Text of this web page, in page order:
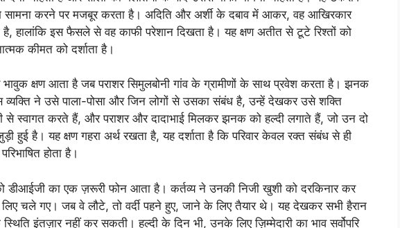
करने पर मजबूर करता है। अदिति और अर्शी के दबाव में आकर, वह आखिरकार
हालांकि इस फैसले से वह काफी परेशान दिखता है। यह क्षण अतीत से टूटे रिश्तों को
कीमत को दर्शाता है।
क्षण आता है जब पराशर सिमुलबोनी गांव के ग्रामीणों के साथ प्रवेश करता है। झनक
व्यक्ति ने उसे पाला-पोसा और जिन लोगों से उसका संबंध है, उन्हें देखकर उसे शक्ति
से स्वागत करते हैं, और पराशर और दादाभाई मिलकर झनक को हल्दी लगाते हैं, जो उन दो
हुई है। यह क्षण गहरा अर्थ रखता है, यह दर्शाता है कि परिवार केवल रक्त संबंध से ही
होता है।
डीआईजी का एक ज़रूरी फोन आता है। कर्तव्य ने उनकी निजी खुशी को दरकिनार कर
चले गए। जब ​​वे लौटे, तो वर्दी पहने हुए, जाने के लिए तैयार थे। यह देखकर सभी हैरान
इंतज़ार नहीं कर सकती। हल्दी के दिन भी, उनके लिए ज़िम्मेदारी का भाव सर्वोपरि